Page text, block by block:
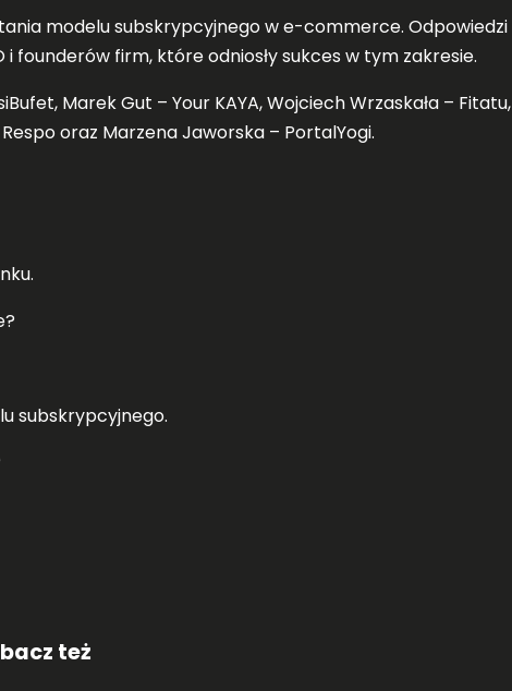
modelu subskrypcyjnego w e-commerce. Odpowiedzi
firm, które odniosły sukces w tym zakresie.
Marek Gut – Your KAYA, Wojciech Wrzaskała – Fitatu,
oraz Marzena Jaworska – PortalYogi.
subskrypcyjnego.
też